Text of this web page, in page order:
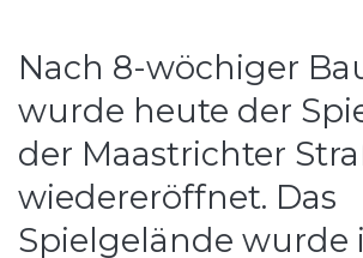
Nach 8-wöchiger
wurde heute der
der Maastrichter
wiedereröffnet. Das
Spielgelände wurde